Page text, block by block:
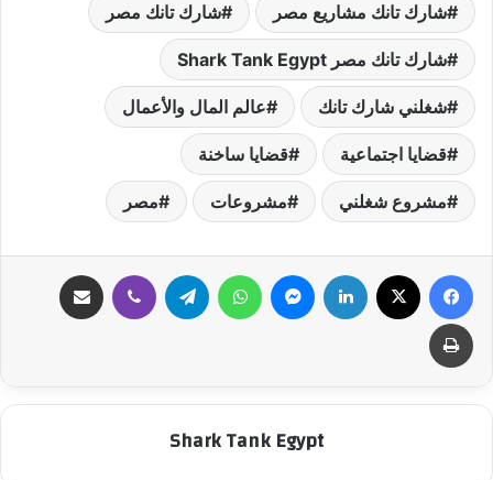
شارك تانك مشاريع مصر شارك تانك مصر
شارك تانك مصر Shark Tank Egypt
شغلني شارك تانك عالم المال والأعمال
قضايا اجتماعية قضايا ساخنة
مشروع شغلني مشروعات مصر
فيسبوك لينكدإن ماسنجر واتساب تيلقرام ڤايبر
طباعة
Shark Tank Egypt